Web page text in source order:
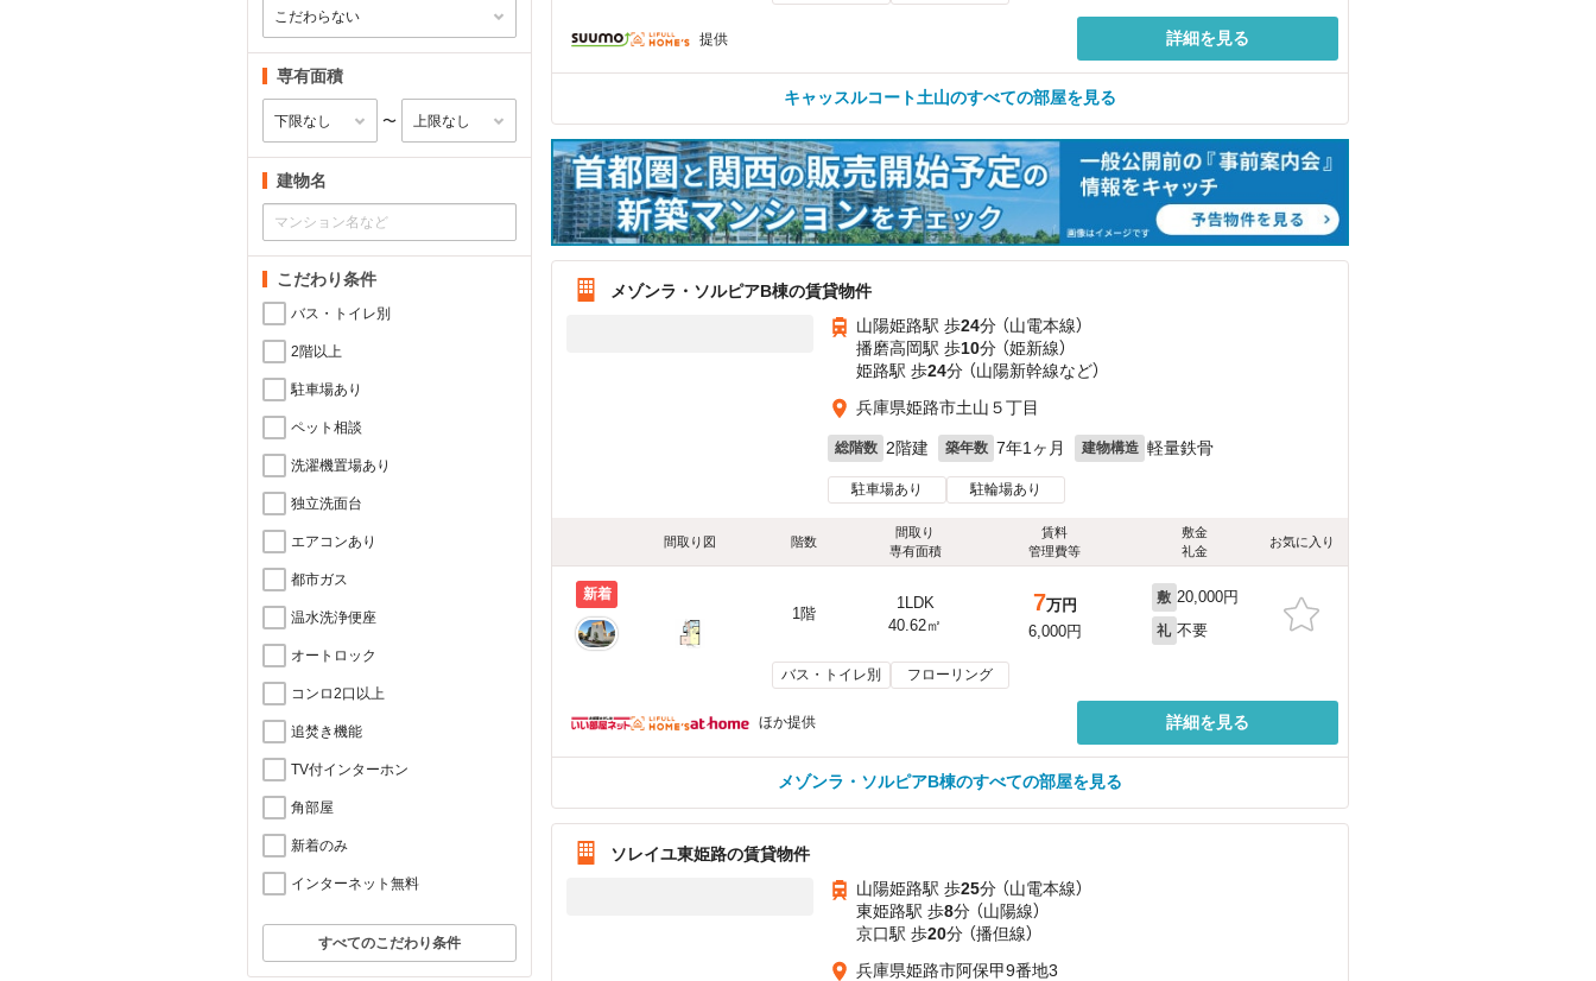
専有面積
〜
建物名
こだわり条件
バス・トイレ別
2階以上
駐車場あり
ペット相談
洗濯機置場あり
独立洗面台
エアコンあり
都市ガス
温水洗浄便座
オートロック
コンロ2口以上
追焚き機能
TV付インターホン
角部屋
新着のみ
インターネット無料
すべてのこだわり条件
提供 詳細を見る
キャッスルコート土山のすべての部屋を見る
メゾンラ・ソルピアB棟の賃貸物件
山陽姫路駅 歩24分 （山電本線）
播磨高岡駅 歩10分 （姫新線）
姫路駅 歩24分 （山陽新幹線など）
兵庫県姫路市土山５丁目
総階数 2階建 築年数 7年1ヶ月 建物構造 軽量鉄骨
駐車場あり 駐輪場あり
間取り図 階数
間取り
専有面積
賃料
管理費等
敷金
礼金
お気に入り
新着
1階
1LDK
40.62㎡
7万円
6,000円
敷 20,000円
礼 不要
バス・トイレ別 フローリング
ほか提供 詳細を見る
メゾンラ・ソルピアB棟のすべての部屋を見る
ソレイユ東姫路の賃貸物件
山陽姫路駅 歩25分 （山電本線）
東姫路駅 歩8分 （山陽線）
京口駅 歩20分 （播但線）
兵庫県姫路市阿保甲9番地3